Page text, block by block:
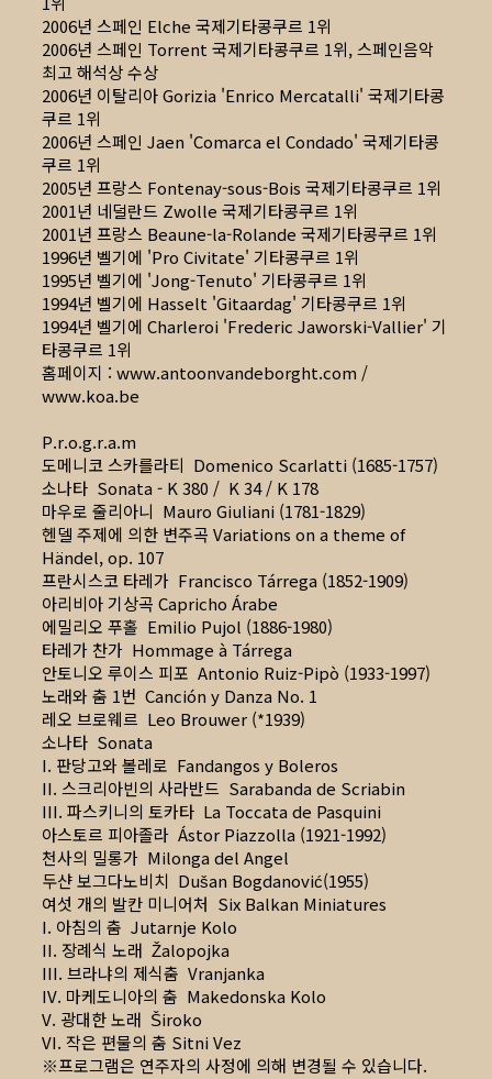
2006년 스페인 Elche 국제기타콩쿠르 1위
2006년 스페인 Torrent 국제기타콩쿠르 1위, 스페인음악
최고 해석상 수상
2006년 이탈리아 Gorizia 'Enrico Mercatalli' 국제기타콩
쿠르 1위
2006년 스페인 Jaen 'Comarca el Condado' 국제기타콩
쿠르 1위
2005년 프랑스 Fontenay-sous-Bois 국제기타콩쿠르 1위
2001년 네덜란드 Zwolle 국제기타콩쿠르 1위
2001년 프랑스 Beaune-la-Rolande 국제기타콩쿠르 1위
1996년 벨기에 'Pro Civitate' 기타콩쿠르 1위
1995년 벨기에 'Jong-Tenuto' 기타콩쿠르 1위
1994년 벨기에 Hasselt 'Gitaardag' 기타콩쿠르 1위
1994년 벨기에 Charleroi 'Frederic Jaworski-Vallier' 기
타콩쿠르 1위
홈페이지 : www.antoonvandeborght.com /
www.koa.be
P.r.o.g.r.a.m
도메니코 스카를라티 Domenico Scarlatti (1685-1757)
소나타 Sonata - K 380 / K 34 / K 178
마우로 줄리아니 Mauro Giuliani (1781-1829)
헨델 주제에 의한 변주곡 Variations on a theme of
Händel, op. 107
프란시스코 타레가 Francisco Tárrega (1852-1909)
아리비아 기상곡 Capricho Árabe
에밀리오 푸홀 Emilio Pujol (1886-1980)
타레가 찬가 Hommage à Tárrega
안토니오 루이스 피포 Antonio Ruiz-Pipò (1933-1997)
노래와 춤 1번 Canción y Danza No. 1
레오 브로웨르 Leo Brouwer (*1939)
소나타 Sonata
I. 판당고와 볼레로 Fandangos y Boleros
II. 스크리아빈의 사라반드 Sarabanda de Scriabin
III. 파스키니의 토카타 La Toccata de Pasquini
아스토르 피아졸라 Ástor Piazzolla (1921-1992)
천사의 밀롱가 Milonga del Angel
두샨 보그다노비치 Dušan Bogdanović(1955)
여섯 개의 발칸 미니어처 Six Balkan Miniatures
I. 아침의 춤 Jutarnje Kolo
II. 장례식 노래 Žalopojka
III. 브라냐의 제식춤 Vranjanka
IV. 마케도니아의 춤 Makedonska Kolo
V. 광대한 노래 Široko
VI. 작은 편물의 춤 Sitni Vez
※프로그램은 연주자의 사정에 의해 변경될 수 있습니다.